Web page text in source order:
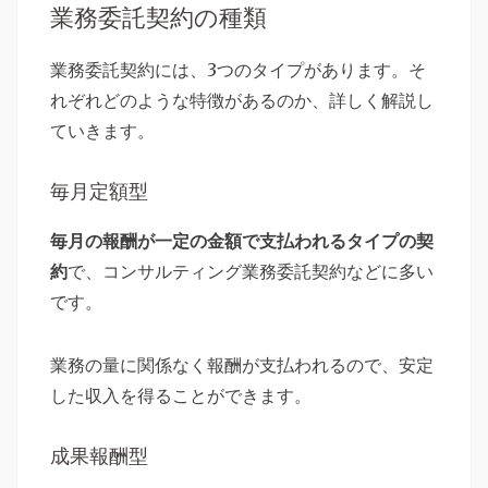
業務委託契約の種類
業務委託契約には、3つのタイプがあります。そ
れぞれどのような特徴があるのか、詳しく解説し
ていきます。
毎月定額型
毎月の報酬が一定の金額で支払われるタイプの契
約で、コンサルティング業務委託契約などに多い
です。
業務の量に関係なく報酬が支払われるので、安定
した収入を得ることができます。
成果報酬型